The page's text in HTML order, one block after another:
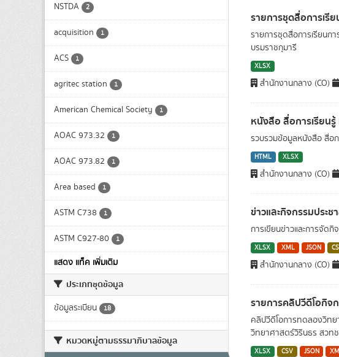
NSTDA 2
acquisition 1
ACS 1
agritec station 1
American Chemical Society 1
AOAC 973.32 1
AOAC 973.82 1
Area based 1
ASTM C738 1
ASTM C927-80 1
แสดง แท็ค เพิ่มเติม
ประเภทชุดข้อมูล
ข้อมูลระเบียน 18
หมวดหมู่ตามธรรมาภิบาลข้อมูล
รายการชุดสื่อการเรี
รายการชุดสื่อการเรียนก
บรมราชกุมารี
XLSX
สำนักงานกลาง (CO)
หนังสือ สื่อการเรียน
รวบรวมข้อมูลหนังสือ สื่อ
HTML XLSX
สำนักงานกลาง (CO)
ข่าวและกิจกรรมประ
การเขียนข่าวและการจัด
XLSX XML JSON
สำนักงานกลาง (CO)
รายการคลิปวีดีโอกิจ
คลิปวีดีโอการทดลองวิทย
วิทยาศาสตร์วิรินธร สวทช
XLSX CSV JSON